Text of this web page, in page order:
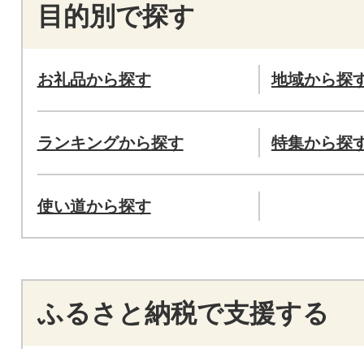
目的別で探す
お礼品から探す 地域から探
ランキングから探す 特集から探
使い道から探す
ふるさと納税で支援する